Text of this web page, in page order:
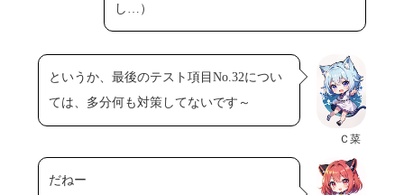
し…）
Ｃ菜
というか、最後のテスト項目No.32につい
ては、多分何も対策してないです～
だねー